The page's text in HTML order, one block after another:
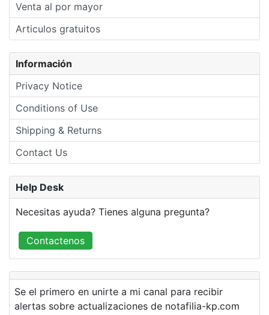
Venta al por mayor
Articulos gratuitos
Información
Privacy Notice
Conditions of Use
Shipping & Returns
Contact Us
Help Desk
Necesitas ayuda? Tienes alguna pregunta?
Contactenos
Se el primero en unirte a mi canal para recibir
alertas sobre actualizaciones de notafilia-kp.com